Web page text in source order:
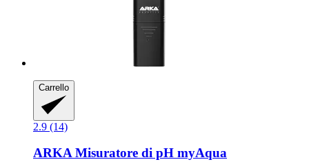
Carrello
2.9 (14)
ARKAMisuratore di pH myAqua